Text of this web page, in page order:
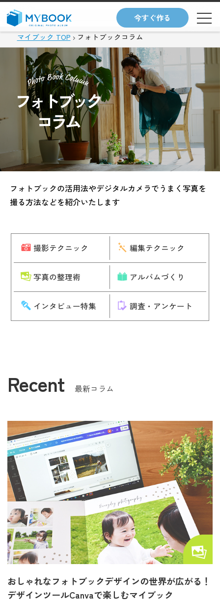
今すぐ作る
マイブック TOP
フォトブックコラム
フォトブック
コラム
フォトブックの活用法やデジタルカメラでうまく 写真を
撮る方法などを紹介いたします
撮影テクニック 編集テクニック
写真の整理術 アルバムづくり
インタビュー特集 調査・アンケート
Recent 最新コラム
おしゃれなフォトブックデザインの世界が広がる！
デザインツールCanvaで楽しむマイブック